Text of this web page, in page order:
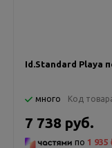
Id.Standard Playa
много Код
7 738 руб.
по 1 935